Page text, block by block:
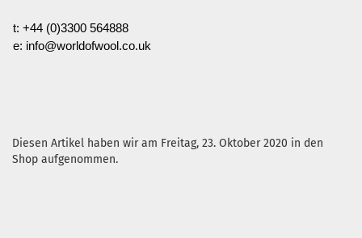
t: +44 (0)3300 564888
e: info@worldofwool.co.uk
Diesen Artikel haben wir am Freitag, 23. Oktober 2020 in den
Shop aufgenommen.